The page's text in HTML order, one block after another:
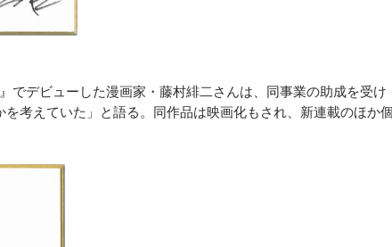
デビューした漫画家・藤村緋二さんは、同事業の助成を受け
考えていた」と語る。同作品は映画化もされ、新連載のほか個